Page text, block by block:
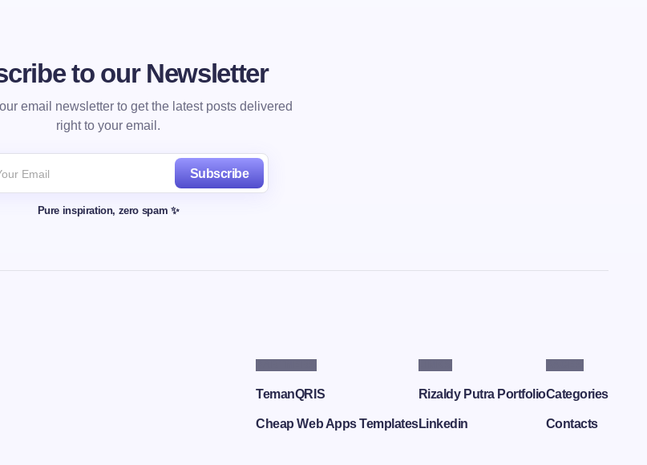
to our Newsletter
email newsletter to get the latest posts delivered
right to your email.
Subscribe
Pure inspiration, zero spam ✨
TemanQRIS
Cheap Web Apps Templates
Rizaldy Putra Portfolio
Linkedin
Categories
Contacts